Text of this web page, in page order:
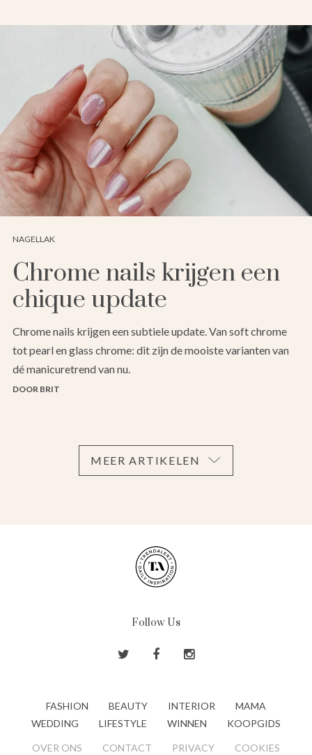
NAGELLAK
Chrome nails krijgen een
chique update
Chrome nails krijgen een subtiele update. Van soft chrome
tot pearl en glass chrome: dit zijn de mooiste varianten van
dé manicuretrend van nu.
DOOR BRIT
MEER ARTIKELEN
Follow Us
FASHION BEAUTY INTERIOR
MAMA
WEDDING
LIFESTYLE WINNEN KOOPGIDS
OVER ONS CONTACT PRIVACY COOKIES